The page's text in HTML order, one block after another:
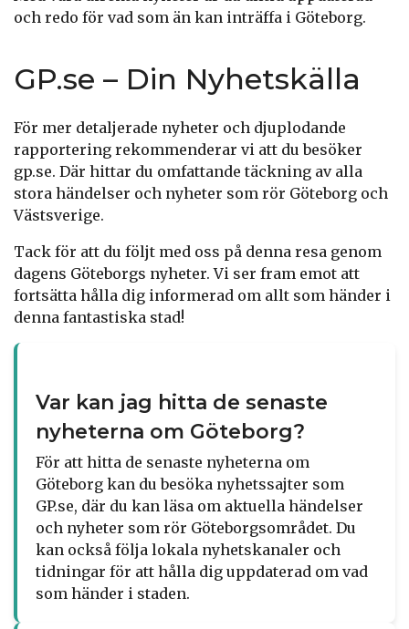
och redo för vad som än kan inträffa i Göteborg.
GP.se – Din Nyhetskälla
För mer detaljerade nyheter och djuplodande
rapportering rekommenderar vi att du besöker
gp.se. Där hittar du omfattande täckning av alla
stora händelser och nyheter som rör Göteborg och
Västsverige.
Tack för att du följt med oss på denna resa genom
dagens Göteborgs nyheter. Vi ser fram emot att
fortsätta hålla dig informerad om allt som händer i
denna fantastiska stad!
Var kan jag hitta de senaste
nyheterna om Göteborg?
För att hitta de senaste nyheterna om
Göteborg kan du besöka nyhetssajter som
GP.se, där du kan läsa om aktuella händelser
och nyheter som rör Göteborgsområdet. Du
kan också följa lokala nyhetskanaler och
tidningar för att hålla dig uppdaterad om vad
som händer i staden.